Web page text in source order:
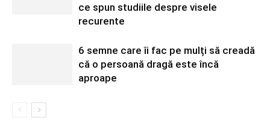
ce spun studiile despre visele
recurente
6 semne care îi fac pe mulți să creadă
că o persoană dragă este încă
aproape